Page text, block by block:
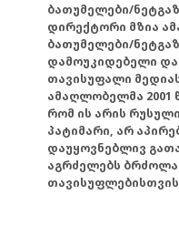
ბათუმელები/
დირექტორი მზია
ბათუმელები/
დამოუკიდებელი და
თავისუფალი
ამაღლობელმა 2001
რომ ის არის
პატიმარი, არ
დაუყოვნებლივ
აგრძელებს